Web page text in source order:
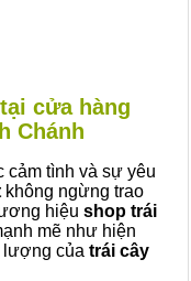
cửa hàng
Chánh
tình và sự yêu
không ngừng trao
hiệu shop trái
mẽ như hiện
lượng của trái cây